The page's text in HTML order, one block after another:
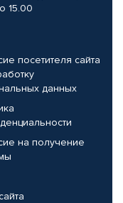
15.00
посетителя сайта
данных
на получение